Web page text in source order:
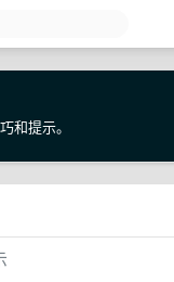
和提示。